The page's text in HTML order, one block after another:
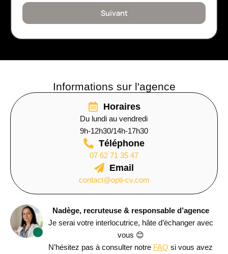
Suivant
Informations sur l'agence
Horaires
Du lundi au vendredi
9h-12h30/14h-17h30
Téléphone
07 62 71 35 47
Email
contact@opti-cv.com
Nadège, recruteuse & responsable d’agence
Je serai votre interlocutrice, hâte d’échanger avec
vous 😊
N’hésitez pas à consulter notre FAQ si vous avez